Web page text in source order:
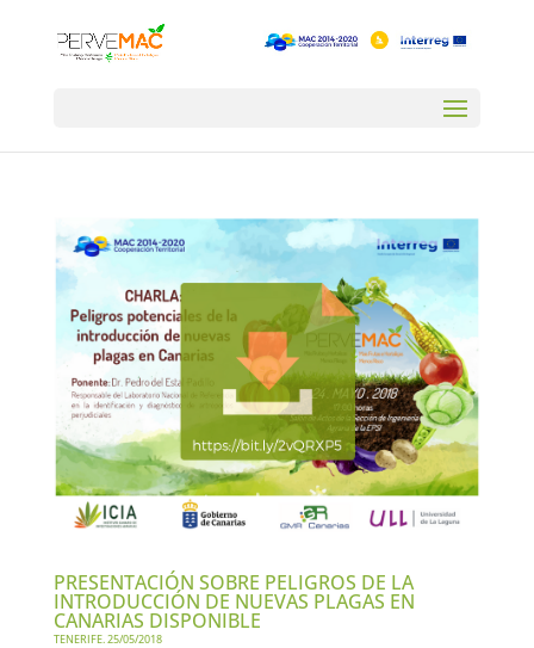
PRESENTACIÓN SOBRE PELIGROS DE LA
INTRODUCCIÓN DE NUEVAS PLAGAS EN
CANARIAS DISPONIBLE
TENERIFE. 25/05/2018